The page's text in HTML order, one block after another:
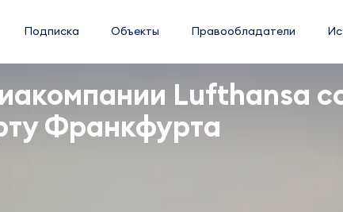
Подписка Объекты Правообладатели
Lufthansa
Франкфурта